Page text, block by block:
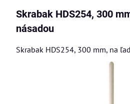
Skrabak HDS254, 300
násadou
Skrabak HDS254, 300 mm, na